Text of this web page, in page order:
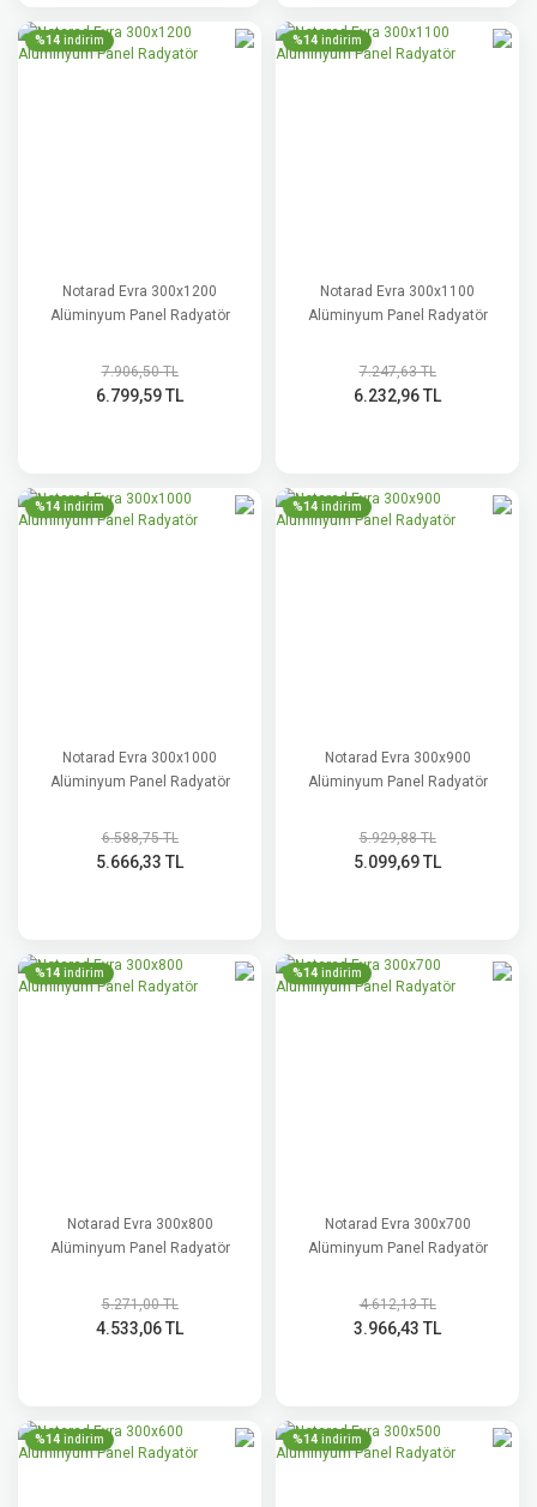
%14 indirim
Notarad Evra 300x1200
Alüminyum Panel Radyatör
7.906,50 TL
6.799,59 TL
%14 indirim
Notarad Evra 300x1100
Alüminyum Panel Radyatör
7.247,63 TL
6.232,96 TL
%14 indirim
Notarad Evra 300x1000
Alüminyum Panel Radyatör
6.588,75 TL
5.666,33 TL
%14 indirim
Notarad Evra 300x900
Alüminyum Panel Radyatör
5.929,88 TL
5.099,69 TL
%14 indirim
Notarad Evra 300x800
Alüminyum Panel Radyatör
5.271,00 TL
4.533,06 TL
%14 indirim
Notarad Evra 300x700
Alüminyum Panel Radyatör
4.612,13 TL
3.966,43 TL
%14 indirim %14 indirim